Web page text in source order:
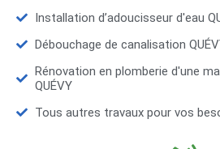
Installation d’adoucisseur d'eau
Débouchage de canalisation
Rénovation en plomberie d'une
QUÉVY
Tous autres travaux pour vos